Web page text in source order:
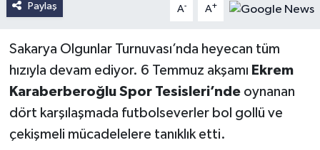
Paylaş A- A+
Sakarya Olgunlar Turnuvası’nda heyecan tüm
hızıyla devam ediyor. 6 Temmuz akşamı Ekrem
Karaberberoğlu Spor Tesisleri’ndeoynanan
dört karşılaşmada futbolseverler bol gollü ve
çekişmeli mücadelelere tanıklık etti.